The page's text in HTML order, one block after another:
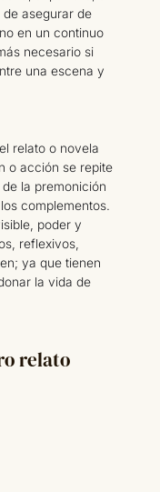
asegurar de
en un continuo
necesario si
una escena y
relato o novela
o acción se repite
la premonición
complementos.
poder y
reflexivos,
ya que tienen
la vida de
relato